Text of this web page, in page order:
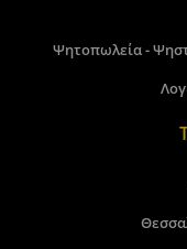
Ψητοπωλεία -